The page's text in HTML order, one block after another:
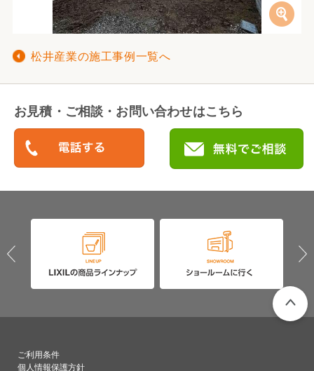
松井産業の施工事例一覧へ
お見積・ご相談・お問い合わせはこちら
ご利用条件
個人情報保護方針